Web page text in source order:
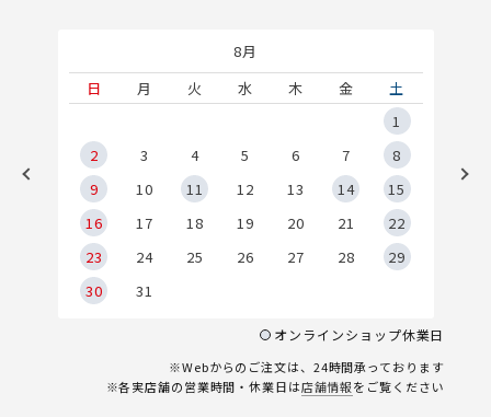
8月
日
月 火 水 木 金
土
1
2
3 4 5 6 7
8
9
10 11 12 13 14
15
16
17 18 19 20 21
22
23
24 25 26 27 28
29
30
31
オンラインショップ休業日
※Webからのご注文は、24時間承っております
※各実店舗の営業時間・休業日は店舗情報をご覧ください